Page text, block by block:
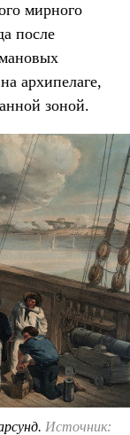
мирного
после
архипелаге,
зоной.
Источник: